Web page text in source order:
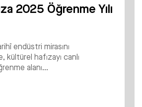
2025 Öğrenme Yılı
endüstri mirasını
kültürel hafızayı canlı
alanı...